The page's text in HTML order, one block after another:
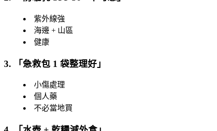
紫外線強
海邊 + 山區
健康
3. 「急救包 1 袋整理好 」
小傷處理
個人藥
不必當地買